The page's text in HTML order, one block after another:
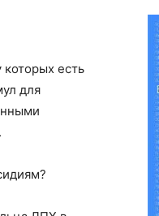
которых есть
для